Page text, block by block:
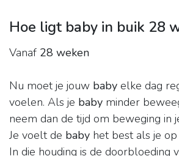
Hoe ligt baby in buik 28
Vanaf 28 weken
Nu moet je jouw baby elke dag
voelen. Als je baby minder
neem dan de tijd om beweging in
Je voelt de baby het best als je
In die houding is de doorbloeding